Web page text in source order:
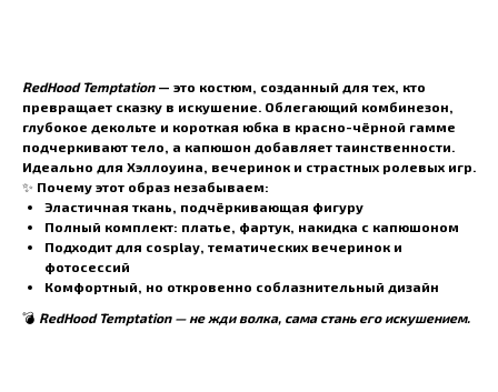
RedHood Temptation— это костюм, созданный для тех, кто
превращает сказку в искушение. Облегающий комбинезон,
глубокое декольте и короткая юбка в красно-чёрной гамме
подчеркивают тело, а капюшон добавляет таинственности.
Идеально для Хэллоуина, вечеринок и страстных ролевых игр.
✨ Почему этот образ незабываем:
Эластичная ткань, подчёркивающая фигуру
Полный комплект: платье, фартук, накидка с капюшоном
Подходит для cosplay, тематических вечеринок и
фотосессий
Комфортный, но откровенно соблазнительный дизайн
💣 RedHood Temptation — не жди волка, сама стань его искушением.